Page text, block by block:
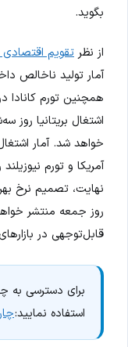
بگوید.
از نظر تقویم اقتصادی
آمار تولید ناخالص
همچنین تورم کانادا
اشتغال بریتانیا روز
آمریکا و تورم
نهایت، تصمیم نرخ
روز جمعه منتشر
قابل‌توجهی در
برای دسترسی به
استفاده نمایید: